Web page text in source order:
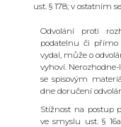
ust. § 178; v ostatním
Odvolání proti
podatelnu či
vydal, může o
vyhoví.
se spisovým
dne doručení
Stížnost na postup
ve smyslu ust. §